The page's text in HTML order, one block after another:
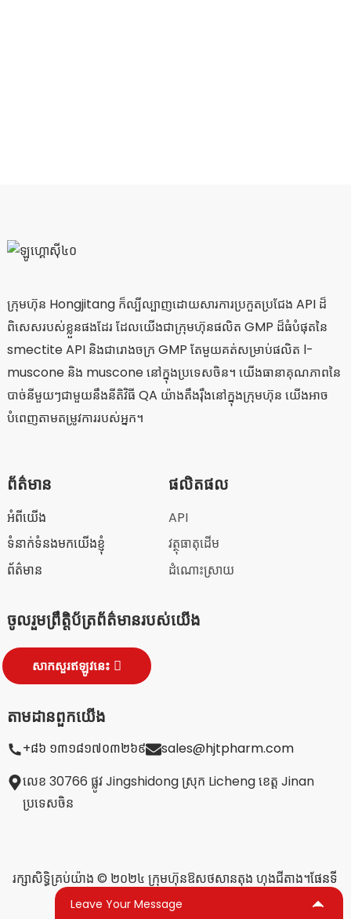
ក្រុមហ៊ុន Hongjitang ក៏ល្បីល្បាញដោយសារការប្រកួតប្រជែង API ដ៏
ពិសេសរបស់ខ្លួនផងដែរ ដែលយើងជាក្រុមហ៊ុនផលិត GMP ដ៏ធំបំផុតនៃ
smectite API និងជារោងចក្រ GMP តែមួយគត់សម្រាប់ផលិត l-
muscone និង muscone នៅក្នុងប្រទេសចិន។ យើងធានាគុណភាពនៃ
បាច់នីមួយៗជាមួយនឹងនីតិវិធី QA យ៉ាងតឹងរ៉ឹងនៅក្នុងក្រុមហ៊ុន យើងអាច
បំពេញតាមតម្រូវការរបស់អ្នក។
ព័ត៌មាន
អំពីយើង
ទំនាក់ទំនងមកយើងខ្ញុំ
ព័ត៌មាន
ផលិតផល
API
វត្ថុធាតុដើម
ដំណោះស្រាយ
ចូលរួមព្រឹត្តិប័ត្រព័ត៌មានរបស់យើង
សាកសួរឥឡូវនេះ
តាមដានពួកយើង
+៨៦ ១៣១៨១៧០៣២៦៩
sales@hjtpharm.com
លេខ 30766 ផ្លូវ Jingshidong ស្រុក Licheng ខេត្ត Jinan
ប្រទេសចិន
រក្សាសិទ្ធិគ្រប់យ៉ាង © ២០២៤ ក្រុមហ៊ុនឱសថសានតុង ហុងជីតាង។ផែនទី
គេហទំព័រ,ប្លក់​កំពូល
Leave Your Message